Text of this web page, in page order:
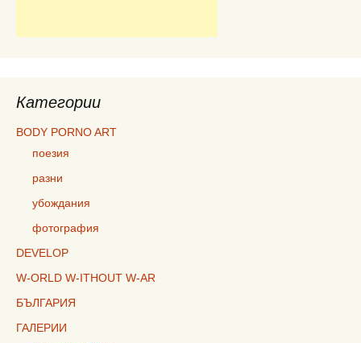
Категории
BODY PORNO ART
поезия
разни
убождания
фотография
DEVELOP
W-ORLD W-ITHOUT W-AR
БЪЛГАРИЯ
ГАЛЕРИИ